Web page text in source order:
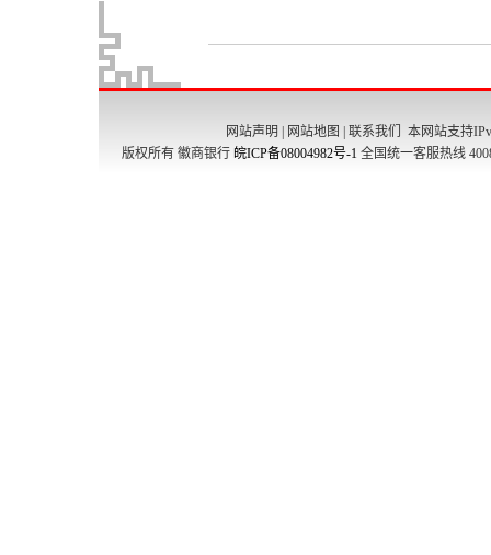
网站声明 网站地图 联系我们
本网站支持
版权所有 徽商银行 皖ICP备08004982号-1 全国统一客服热线